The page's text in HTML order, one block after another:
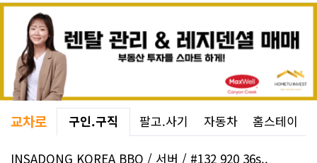
교차로 구인.구직 팔고.사기 자동차 홈스테이
INSADONG KOREA BBQ / 서버 / #132 920 36s..